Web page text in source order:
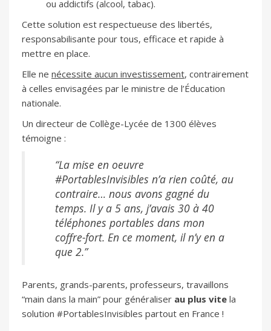
ou addictifs (alcool, tabac).
Cette solution est respectueuse des libertés,
responsabilisante pour tous, efficace et rapide à
mettre en place.
Elle ne nécessite aucun investissement, contrairement
à celles envisagées par le ministre de l’Éducation
nationale.
Un directeur de Collège-Lycée de 1300 élèves
témoigne :
“La mise en oeuvre
#PortablesInvisibles n’a rien coûté, au
contraire… nous avons gagné du
temps. Il y a 5 ans, j’avais 30 à 40
téléphones portables dans mon
coffre-fort. En ce moment, il n’y en a
que 2.”
Parents, grands-parents, professeurs, travaillons
“main dans la main” pour généraliser au plus vitela
solution #PortablesInvisibles partout en France !